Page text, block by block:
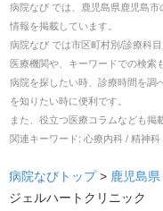
病院なび では、 鹿児島県鹿児島市
情報を掲載しています。
病院なび では市区町村別/診療科
医療機関や、キーワードでの検索
病院を探したい時、診療時間を調
を知りたい時に便利です。
また、役立つ医療コラムなども掲
関連キーワード: 心療内科 / 精神
病院なびトップ > 鹿児島県
ジェルハートクリニック